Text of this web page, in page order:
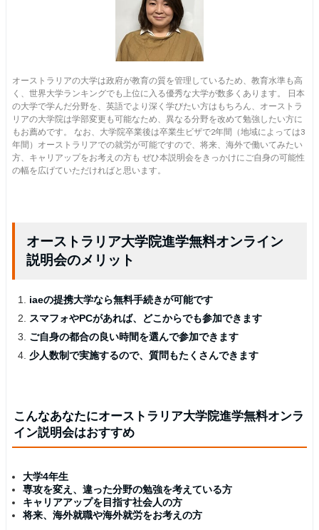
オーストラリアの大学は政府が教育の質を管理しているため、教育水準も高
く、世界大学ランキングでも上位に入る優秀な大学が数多くあります。 日本
の大学で学んだ分野を、英語でより深く学びたい方はもちろん、オーストラ
リアの大学院は学部変更も可能なため、異なる分野を改めて勉強したい方に
もお薦めです。 なお、大学院卒業後は卒業生ビザで2年間（地域によっては3
年間）オーストラリアでの就労が可能ですので、将来、海外で働いてみたい
方、キャリアップをお考えの方も ぜひ本説明会をきっかけにご自身の可能性
の幅を広げていただければと思います。
オーストラリア大学院進学無料オンライン
説明会のメリット
iaeの提携大学なら無料手続きが可能です
スマフォやPCがあれば、どこからでも参加できます
ご自身の都合の良い時間を選んで参加できます
少人数制で実施するので、質問もたくさんできます
こんなあなたにオーストラリア大学院進学無料オンラ
イン説明会はおすすめ
大学4年生
専攻を変え、違った分野の勉強を考えている方
キャリアアップを目指す社会人の方
将来、海外就職や海外就労をお考えの方